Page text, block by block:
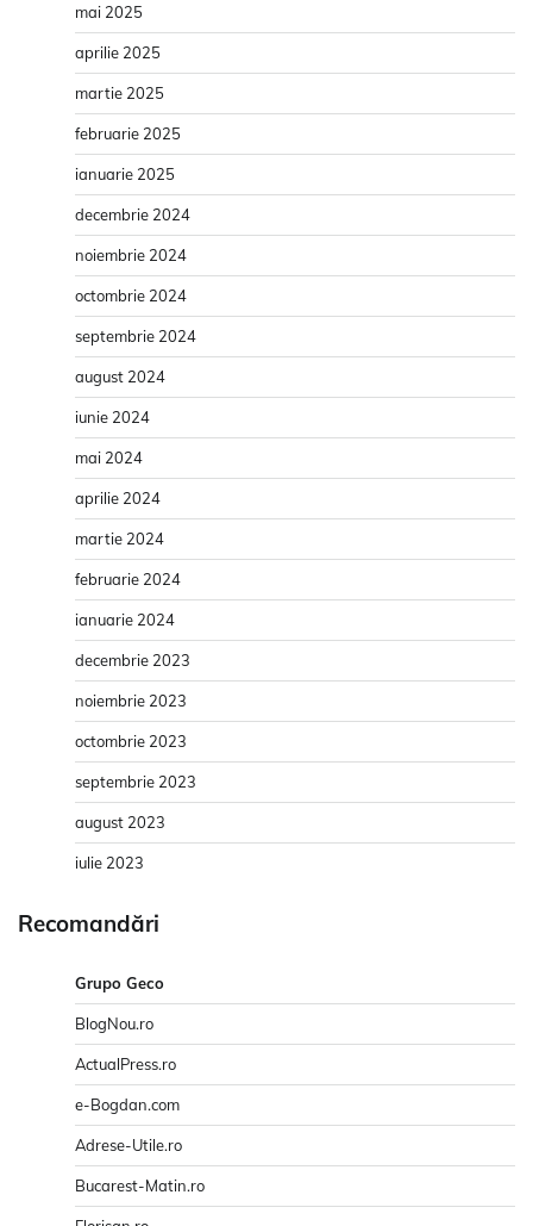
mai 2025
aprilie 2025
martie 2025
februarie 2025
ianuarie 2025
decembrie 2024
noiembrie 2024
octombrie 2024
septembrie 2024
august 2024
iunie 2024
mai 2024
aprilie 2024
martie 2024
februarie 2024
ianuarie 2024
decembrie 2023
noiembrie 2023
octombrie 2023
septembrie 2023
august 2023
iulie 2023
Recomandări
Grupo Geco
BlogNou.ro
ActualPress.ro
e-Bogdan.com
Adrese-Utile.ro
Bucarest-Matin.ro